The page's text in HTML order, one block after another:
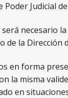
Judicial
necesario
la Dirección
en forma
la misma
en